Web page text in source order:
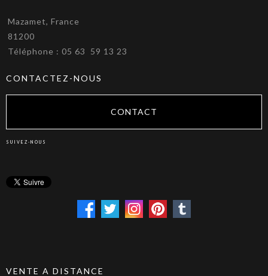
Mazamet, France
81200
Téléphone : 05 63 59 13 23
CONTACTEZ-NOUS
CONTACT
SUIVEZ-NOUS
VENTE A DISTANCE